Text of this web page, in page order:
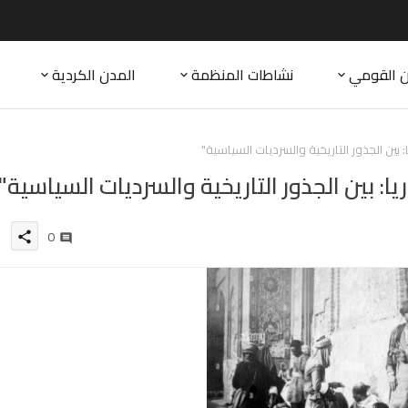
القومي نشاطات المنظمة المدن الكردية
الجذور التاريخية والسرديات السياسية"
بين الجذور التاريخية والسرديات
0
share